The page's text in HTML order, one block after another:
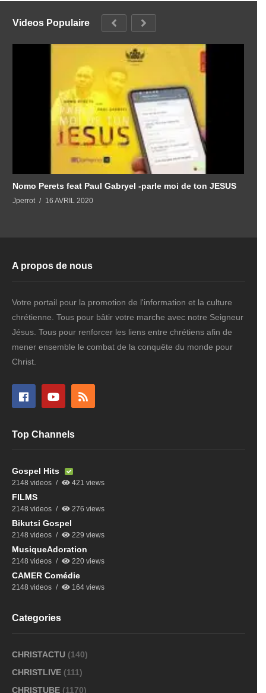
Videos Populaire
Nomo Perets feat Paul Gabryel -parle moi de ton JESUS
Jperrot 16 AVRIL 2020
A propos de nous
Votre portail pour la promotion de l'information et la culture
chrétienne. Tous pour bâtir votre marche avec notre Seigneur
Jésus. Tous pour renforcer les liens entre chrétiens afin de
mener ensemble le combat de la conquête du monde pour
Christ.
Top Channels
Gospel Hits
2148 videos 421 views
FILMS
2148 videos 276 views
Bikutsi Gospel
2148 videos 229 views
MusiqueAdoration
2148 videos 220 views
CAMER Comédie
2148 videos 164 views
Categories
CHRISTACTU (140)
CHRISTLIVE (111)
CHRISTUBE (1170)